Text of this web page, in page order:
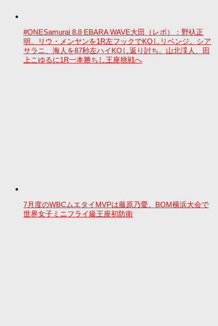
#ONESamurai 8.8 EBARA WAVE大田（レポ）：野杁正
明、リウ・メンヤンを1R左フックでKOしリベンジ。シア
サラニ、海人を87秒左ハイKOし返り討ち。山北渓人、田
上こゆるに1R一本勝ちし王座挑戦へ
7月度のWBCムエタイMVPは藤原乃愛。BOM横浜大会で
世界女子ミニフライ級王座初防衛